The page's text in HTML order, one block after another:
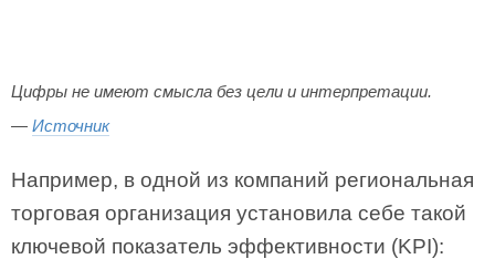
Цифры не имеют смысла без цели и интерпретации.
— Источник
Например, в одной из компаний региональная
торговая организация установила себе такой
ключевой показатель эффективности (KPI):